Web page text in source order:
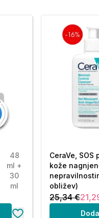
48
ml +
30
ml
CeraVe,
kože
obližev)
25,34 €